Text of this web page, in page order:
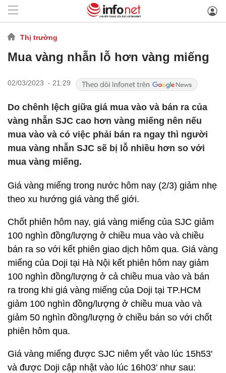
Thị trường
Mua vàng nhẫn lỗ hơn vàng miếng
02/03/2023 - 21:29
Do chênh lệch giữa giá mua vào và bán ra của
vàng nhẫn SJC cao hơn vàng miếng nên nếu
mua vào và có việc phải bán ra ngay thì người
mua vàng nhẫn SJC sẽ bị lỗ nhiều hơn so với
mua vàng miếng.
Giá vàng miếng trong nước hôm nay (2/3) giảm nhẹ
theo xu hướng giá vàng thế giới.
Chốt phiên hôm nay, giá vàng miếng của SJC giảm
100 nghìn đồng/lượng ở chiều mua vào và chiều
bán ra so với kết phiên giao dịch hôm qua. Giá vàng
miếng của Doji tại Hà Nội kết phiên hôm nay giảm
100 nghìn đồng/lượng ở cả chiều mua vào và bán
ra trong khi giá vàng miếng của Doji tại TP.HCM
giảm 100 nghìn đồng/lượng ở chiều mua vào và
giảm 50 nghìn đồng/lượng ở chiều bán so với chốt
phiên hôm qua.
Giá vàng miếng được SJC niêm yết vào lúc 15h53'
và được Doji cập nhật vào lúc 16h03' như sau: